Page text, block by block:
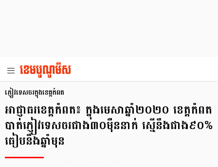
ភ្ញៀវទេសចរក្នុងខេត្តកំពត
អាជ្ញាធរខេត្តកំពត៖ ក្នុងមេសាឆ្នាំ២០២០ ខេត្តកំពត
បាត់ភ្ញៀវទេសចរជាង៣០ម៉ឺននាក់ ស្មើនឹងជាង៩០%
ធៀបនឹងឆ្នាំមុន